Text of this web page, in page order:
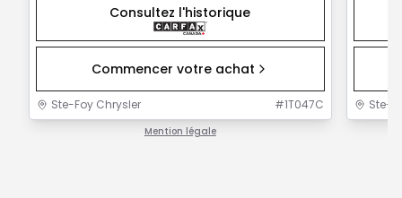
Consultez l'historique
Commencer votre achat
Ste-Foy Chrysler #1T047C
Mention légale
Ste-